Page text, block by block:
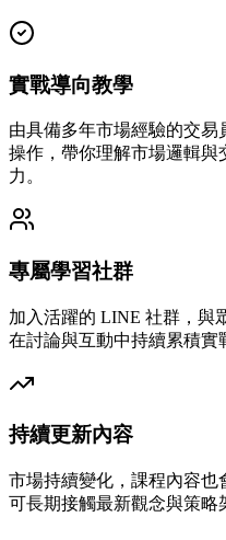
實戰導向教學
由具備多年市場經驗的交
操作，帶你理解市場邏輯
力。
專屬學習社群
加入活躍的 LINE 社群，與
在討論與互動中持續累積實
持續更新內容
市場持續變化，課程內容也
可長期接觸最新觀念與策略